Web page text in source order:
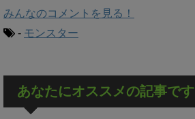
みんなのコメントを見る！
- モンスター
あなたにオススメの記事です